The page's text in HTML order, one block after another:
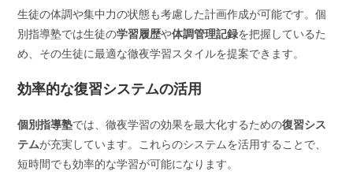
生徒の体調や集中力の状態も考慮した計画作成が可能です。個
別指導塾では生徒の学習履歴や体調管理記録を把握しているた
め、その生徒に最適な徹夜学習スタイルを提案できます。
効率的な復習システムの活用
個別指導塾では、徹夜学習の効果を最大化するための復習シス
テムが充実しています。これらのシステムを活用することで、
短時間でも効率的な学習が可能になります。